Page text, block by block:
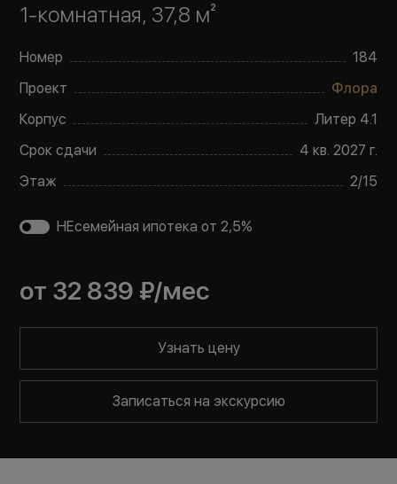
1-комнатная, 37,8 м²
Номер
184
Проект
Флора
Корпус
Литер 4.1
Срок сдачи
4 кв. 2027 г.
Этаж
2/15
НЕсемейная ипотека от 2,5%
от 32 839 ₽/мес
Узнать цену
Записаться на экскурсию